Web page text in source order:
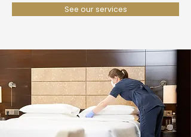
See our services